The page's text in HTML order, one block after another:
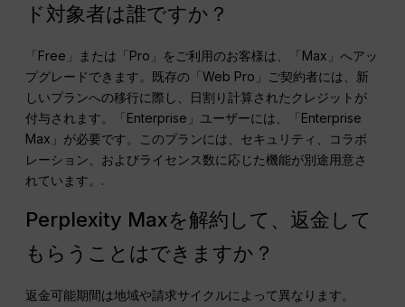
ド対象者は誰ですか？
「Free」または「Pro」をご利用のお客様は、「Max」へアッ
プグレードできます。既存の「Web Pro」ご契約者には、新
しいプランへの移行に際し、日割り計算されたクレジットが
付与されます。「Enterprise」ユーザーには、「Enterprise
Max」が必要です。このプランには、セキュリティ、コラボ
レーション、およびライセンス数に応じた機能が別途用意さ
れています。.
Perplexity Maxを解約して、返金して
もらうことはできますか？
返金可能期間は地域や請求サイクルによって異なります。